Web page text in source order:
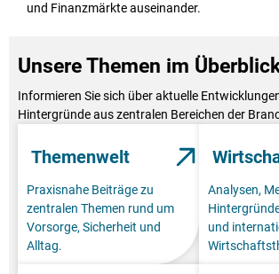
und Finanzmärkte auseinander.
Unsere Themen im
Informieren Sie sich über aktuelle
Hintergründe aus zentralen Bereichen der
Themenwelt
Praxisnahe Beiträge zu
zentralen Themen rund um
Vorsorge, Sicherheit und
Alltag.
Analysen,
und